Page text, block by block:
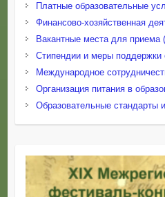
Платные образовательные
Финансово-хозяйственная
Вакантные места для
Стипендии и меры
Международное
Организация питания в
Образовательные стандарты